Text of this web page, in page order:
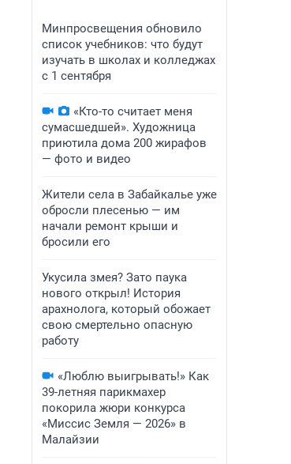
Минпросвещения обновило
список учебников: что будут
изучать в школах и колледжах
с 1 сентября
«Кто-то считает меня
сумасшедшей». Художница
приютила дома 200 жирафов
— фото и видео
Жители села в Забайкалье уже
обросли плесенью — им
начали ремонт крыши и
бросили его
Укусила змея? Зато паука
нового открыл! История
арахнолога, который обожает
свою смертельно опасную
работу
«Люблю выигрывать!» Как
39-летняя парикмахер
покорила жюри конкурса
«Миссис Земля — 2026» в
Малайзии